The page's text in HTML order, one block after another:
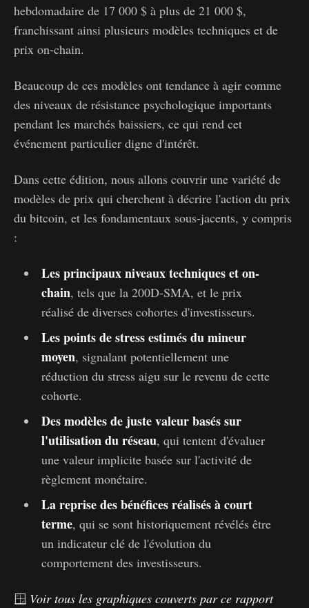
hebdomadaire de 17 000 $ à plus de 21 000 $,
franchissant ainsi plusieurs modèles techniques et de
prix on-chain.
Beaucoup de ces modèles ont tendance à agir comme
des niveaux de résistance psychologique importants
pendant les marchés baissiers, ce qui rend cet
événement particulier digne d'intérêt.
Dans cette édition, nous allons couvrir une variété de
modèles de prix qui cherchent à décrire l'action du prix
du bitcoin, et les fondamentaux sous-jacents, y compris
:
Les principaux niveaux techniques et on-
chain, tels que la 200D-SMA, et le prix
réalisé de diverses cohortes d'investisseurs.
Les points de stress estimés du mineur
moyen, signalant potentiellement une
réduction du stress aigu sur le revenu de cette
cohorte.
Des modèles de juste valeur basés sur
l'utilisation du réseau, qui tentent d'évaluer
une valeur implicite basée sur l'activité de
règlement monétaire.
La reprise des bénéfices réalisés à court
terme, qui se sont historiquement révélés être
un indicateur clé de l'évolution du
comportement des investisseurs.
🪟 Voir tous les graphiques couverts par ce rapport